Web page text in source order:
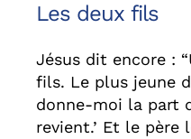
Les deux fils
Jésus dit encore :
fils. Le plus jeune
donne-moi la part
revient.’ Et le père